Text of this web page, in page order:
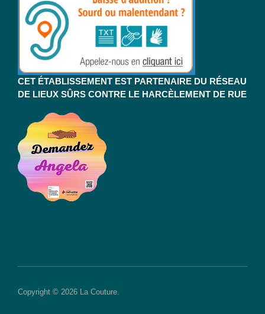
CET ÉTABLISSEMENT EST PARTENAIRE DU RÉSEAU
DE LIEUX SÛRS CONTRE LE HARCÈLEMENT DE RUE
Copyright © 2026 La Couture.